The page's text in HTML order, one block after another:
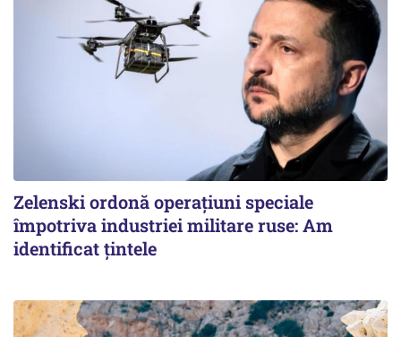
Zelenski ordonă operațiuni speciale
împotriva industriei militare ruse: Am
identificat țintele